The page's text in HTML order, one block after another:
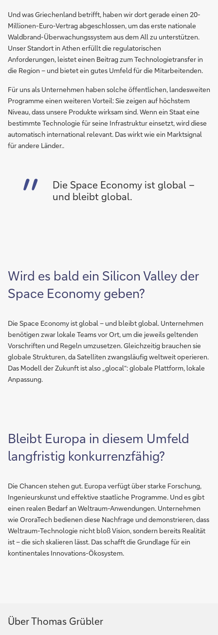
Und was Griechenland betrifft, haben wir dort gerade einen 20-
Millionen-Euro-Vertrag abgeschlossen, um das erste nationale
Waldbrand-Überwachungssystem aus dem All zu unterstützen.
Unser Standort in Athen erfüllt die regulatorischen
Anforderungen, leistet einen Beitrag zum Technologietransfer in
die Region – und bietet ein gutes Umfeld für die Mitarbeitenden.
Für uns als Unternehmen haben solche öffentlichen, landesweiten
Programme einen weiteren Vorteil: Sie zeigen auf höchstem
Niveau, dass unsere Produkte wirksam sind. Wenn ein Staat eine
bestimmte Technologie für seine Infrastruktur einsetzt, wird diese
automatisch international relevant. Das wirkt wie ein Marktsignal
für andere Länder..
Die Space Economy ist global –
und bleibt global.
Wird es bald ein Silicon Valley der
Space Economy geben?
Die Space Economy ist global – und bleibt global. Unternehmen
benötigen zwar lokale Teams vor Ort, um die jeweils geltenden
Vorschriften und Regeln umzusetzen. Gleichzeitig brauchen sie
globale Strukturen, da Satelliten zwangsläufig weltweit operieren.
Das Modell der Zukunft ist also „glocal“: globale Plattform, lokale
Anpassung.
Bleibt Europa in diesem Umfeld
langfristig konkurrenzfähig?
Die Chancen stehen gut. Europa verfügt über starke Forschung,
Ingenieurskunst und effektive staatliche Programme. Und es gibt
einen realen Bedarf an Weltraum-Anwendungen. Unternehmen
wie OroraTech bedienen diese Nachfrage und demonstrieren, dass
Weltraum-Technologie nicht bloß Vision, sondern bereits Realität
ist – die sich skalieren lässt. Das schafft die Grundlage für ein
kontinentales Innovations-Ökosystem.
Über Thomas Grübler